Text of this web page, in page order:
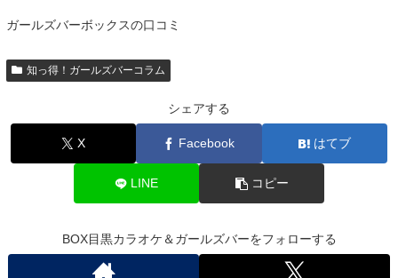
ガールズバーボックスの口コミ
知っ得！ガールズバーコラム
シェアする
X Facebook はてブ
LINE コピー
BOX目黒カラオケ＆ガールズバーをフォローする